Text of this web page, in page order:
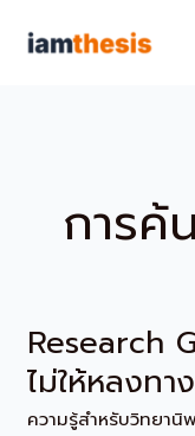
การค้
Research
ไม่ให้หลงทาง
ความรู้สำหรับวิทยานิ
Research
Gap
คือ
อะไร